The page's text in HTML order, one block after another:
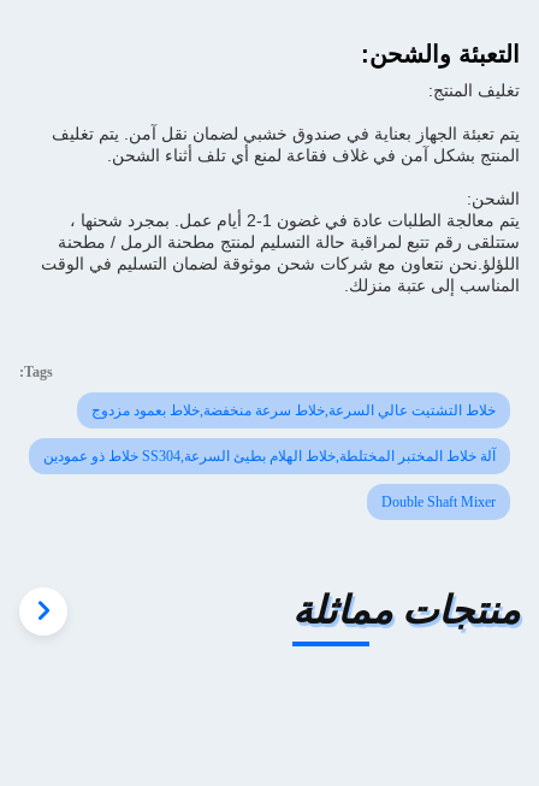
التعبئة والشحن:
تغليف المنتج:
يتم تعبئة الجهاز بعناية في صندوق خشبي لضمان نقل آمن. يتم تغليف
المنتج بشكل آمن في غلاف فقاعة لمنع أي تلف أثناء الشحن.
الشحن:
يتم معالجة الطلبات عادة في غضون 1-2 أيام عمل. بمجرد شحنها ،
ستتلقى رقم تتبع لمراقبة حالة التسليم لمنتج مطحنة الرمل / مطحنة
اللؤلؤ.نحن نتعاون مع شركات شحن موثوقة لضمان التسليم في الوقت
المناسب إلى عتبة منزلك.
Tags:
خلاط التشتيت عالي السرعة,خلاط سرعة منخفضة,خلاط بعمود مزدوج
آلة خلاط المختبر المختلطة,خلاط الهلام بطيئ السرعة,SS304 خلاط ذو عمودين
Double Shaft Mixer
منتجات مماثلة